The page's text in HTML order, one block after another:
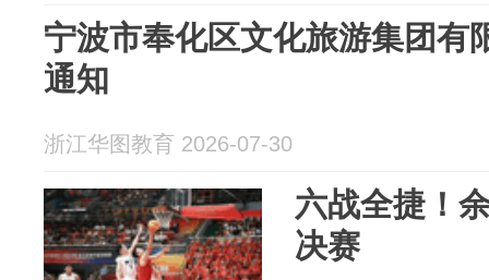
宁波市奉化区文化旅游集团有
通知
浙江华图教育 2026-07-30
六战全捷！
决赛